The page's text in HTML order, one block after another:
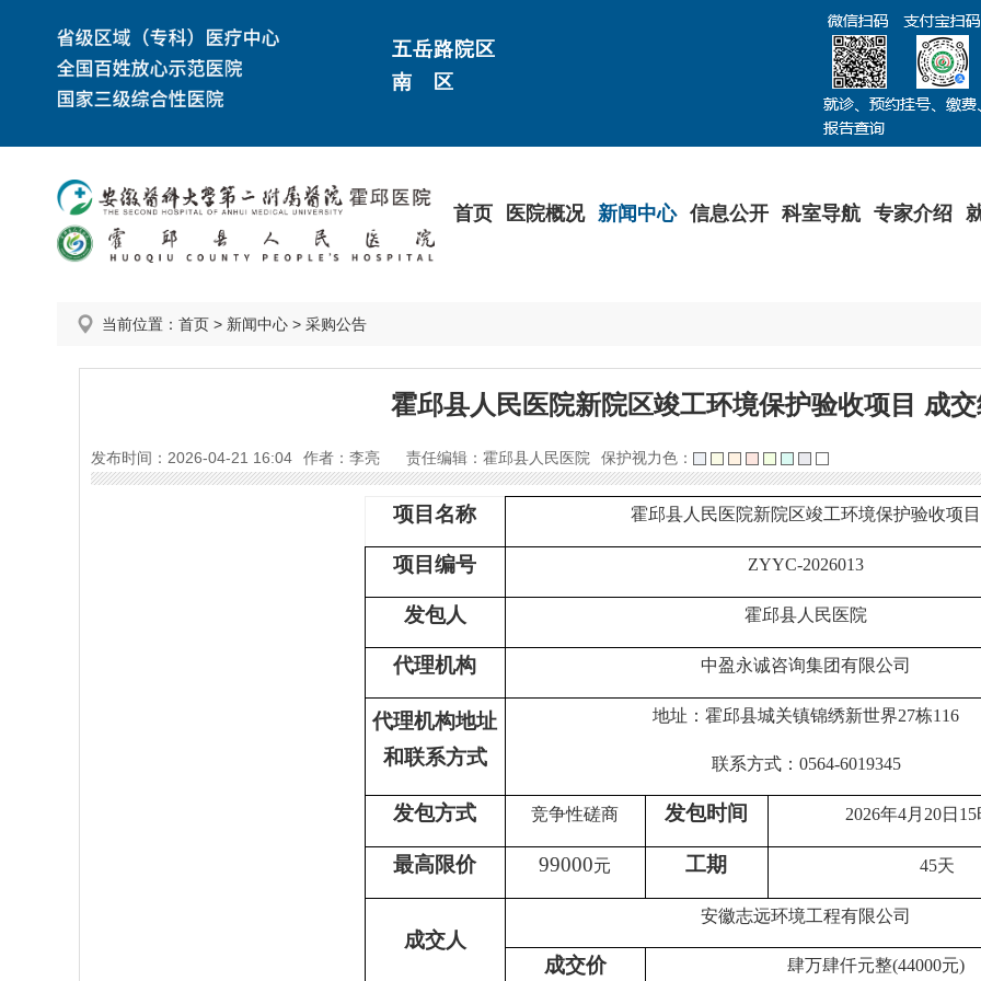
五岳路院区
南 区
首页 医院概况 新闻中心 信息公开 科室导航 专家介绍
当前位置： 首页 > 新闻中心 > 采购公告
霍邱县人民医院新院区竣工环境保护验收项目 成
发布时间：2026-04-21 16:04 作者：李亮 责任编辑：霍邱县人民医院 保护视力色：
项目名称 霍邱县人民医院新院区竣工环境保护验收项目
项目编号 ZYYC-2026013
发包人 霍邱县人民医院
代理机构 中盈永诚咨询集团有限公司
代理机构地址
和联系方式
地址：霍邱县城关镇锦绣新世界27栋116
联系方式： 0564-6019345
发包方式 竞争性磋商 发包时间 2026年4月20日
最高限价 99000元 工期 45天
成交人
安徽志远环境工程有限公司
成交价 肆万肆仟元整(44000元)